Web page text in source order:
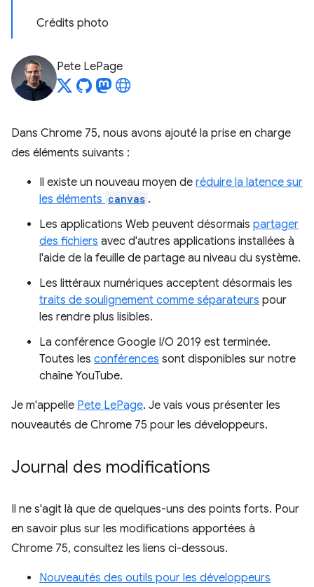
Crédits photo
Pete LePage
Dans Chrome 75, nous avons ajouté la prise en charge
des éléments suivants :
Il existe un nouveau moyen de réduire la latence sur
les éléments canvas .
Les applications Web peuvent désormais partager
des fichiers avec d'autres applications installées à
l'aide de la feuille de partage au niveau du système.
Les littéraux numériques acceptent désormais les
traits de soulignement comme séparateurs pour
les rendre plus lisibles.
La conférence Google I/O 2019 est terminée.
Toutes les conférences sont disponibles sur notre
chaîne YouTube.
Je m'appelle Pete LePage. Je vais vous présenter les
nouveautés de Chrome 75 pour les développeurs.
Journal des modifications
Il ne s'agit là que de quelques-uns des points forts. Pour
en savoir plus sur les modifications apportées à
Chrome 75, consultez les liens ci-dessous.
Nouveautés des outils pour les développeurs